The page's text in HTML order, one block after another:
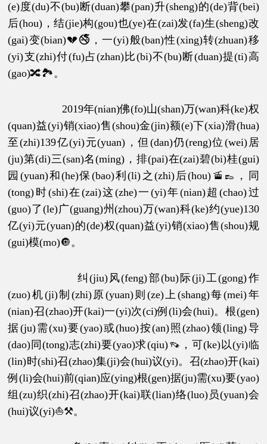
(e)度(du)不(bu)断(duan)攀(pan)升(sheng)的(de)背(bei)
后(hou)，结(jie)构(gou)也(ye)在(zai)发(fa)生(sheng)改
(gai)变(bian)💔🚭，一(yi)般(ban)性(xing)转(zhuan)移
(yi)支(zhi)付(fu)占(zhan)比(bi)不(bu)断(duan)提(ti)高
(gao)🔀🏞。
2019年(nian)佛(fo)山(shan)万(wan)科(ke)权
(quan)益(yi)销(xiao)售(shou)金(jin)额(e)下(xia)滑(hua)
至(zhi)139亿(yi)元(yuan)，但(dan)仍(reng)位(wei)居
(ju)第(di)三(san)名(ming)，排(pai)在(zai)碧(bi)桂(gui)
园(yuan)和(he)保(bao)利(li)之(zhi)后(hou)🚡👞，同
(tong)时(shi)在(zai)这(zhe)一(yi)年(nian)超(chao)过
(guo)了(le)广(guang)州(zhou)万(wan)科(ke)约(yue)130
亿(yi)元(yuan)的(de)权(quan)益(yi)销(xiao)售(shou)规
(gui)模(mo)🔘。
纠(jiu)风(feng)部(bu)际(ji)工(gong)作
(zuo)机(ji)制(zhi)原(yuan)则(ze)上(shang)每(mei)年
(nian)召(zhao)开(kai)一(yi)次(ci)例(li)会(hui)。根(gen)
据(ju)需(xu)要(yao)或(huo)按(an)照(zhao)领(ling)导
(dao)同(tong)志(zhi)要(yao)求(qiu)👡，可(ke)以(yi)临
(lin)时(shi)召(zhao)集(ji)会(hui)议(yi)。召(zhao)开(kai)
例(li)会(hui)前(qian)应(ying)根(gen)据(ju)需(xu)要(yao)
组(zu)织(zhi)召(zhao)开(kai)联(lian)络(luo)员(yuan)会
(hui)议(yi)⛵⚒。